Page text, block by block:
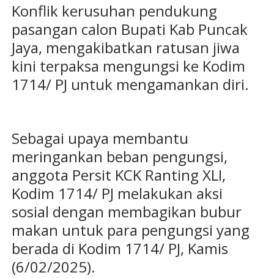
Konflik kerusuhan pendukung
pasangan calon Bupati Kab Puncak
Jaya, mengakibatkan ratusan jiwa
kini terpaksa mengungsi ke Kodim
1714/ PJ untuk mengamankan diri.
Sebagai upaya membantu
meringankan beban pengungsi,
anggota Persit KCK Ranting XLI,
Kodim 1714/ PJ melakukan aksi
sosial dengan membagikan bubur
makan untuk para pengungsi yang
berada di Kodim 1714/ PJ, Kamis
(6/02/2025).